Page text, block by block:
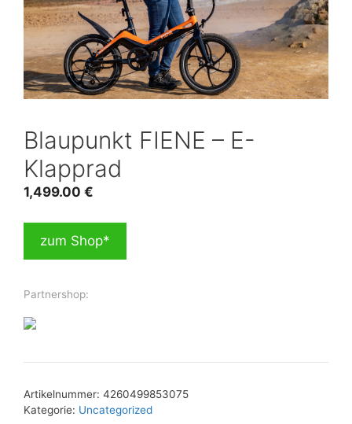
Blaupunkt FIENE – E-
Klapprad
1,499.00 €
zum Shop*
Partnershop:
Artikelnummer: 4260499853075
Kategorie: Uncategorized